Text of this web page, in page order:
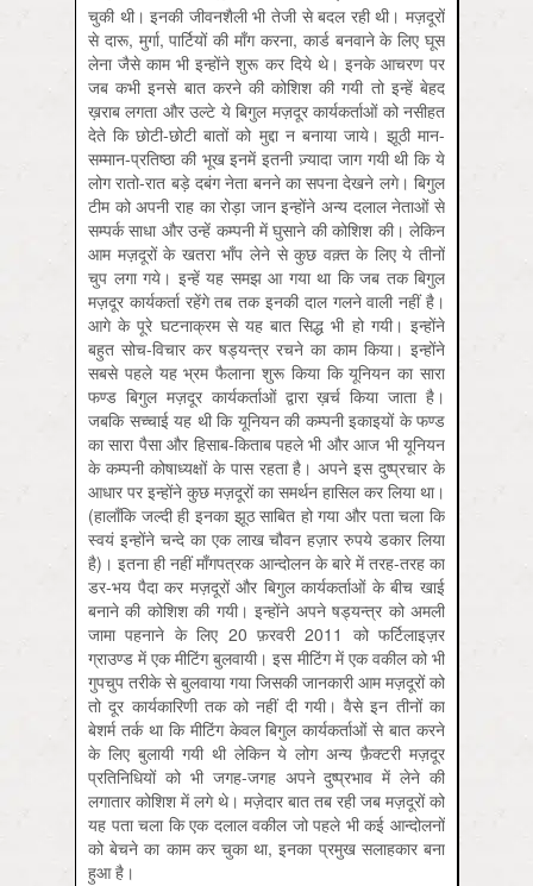
चुकी थी। इनकी जीवनशैली भी तेजी से बदल रही थी। मज़दूरों
से दारू, मुर्गा, पार्टियों की माँग करना, कार्ड बनवाने के लिए घूस
लेना जैसे काम भी इन्होंने शुरू कर दिये थे। इनके आचरण पर
जब कभी इनसे बात करने की कोशिश की गयी तो इन्हें बेहद
ख़राब लगता और उल्टे ये बिगुल मज़दूर कार्यकर्ताओं को नसीहत
देते कि छोटी-छोटी बातों को मुद्दा न बनाया जाये। झूठी मान-
सम्मान-प्रतिष्ठा की भूख इनमें इतनी ज़्यादा जाग गयी थी कि ये
लोग रातो-रात बड़े दबंग नेता बनने का सपना देखने लगे। बिगुल
टीम को अपनी राह का रोड़ा जान इन्होंने अन्य दलाल नेताओं से
सम्पर्क साधा और उन्हें कम्पनी में घुसाने की कोशिश की। लेकिन
आम मज़दूरों के खतरा भाँप लेने से कुछ वक़्त के लिए ये तीनों
चुप लगा गये। इन्हें यह समझ आ गया था कि जब तक बिगुल
मज़दूर कार्यकर्ता रहेंगे तब तक इनकी दाल गलने वाली नहीं है।
आगे के पूरे घटनाक्रम से यह बात सिद्ध भी हो गयी। इन्होंने
बहुत सोच-विचार कर षड्यन्त्र रचने का काम किया। इन्होंने
सबसे पहले यह भ्रम फैलाना शुरू किया कि यूनियन का सारा
फण्ड बिगुल मज़दूर कार्यकर्ताओं द्वारा ख़र्च किया जाता है।
जबकि सच्चाई यह थी कि यूनियन की कम्पनी इकाइयों के फण्ड
का सारा पैसा और हिसाब-किताब पहले भी और आज भी यूनियन
के कम्पनी कोषाध्यक्षों के पास रहता है। अपने इस दुष्प्रचार के
आधार पर इन्होंने कुछ मज़दूरों का समर्थन हासिल कर लिया था।
(हालाँकि जल्दी ही इनका झूठ साबित हो गया और पता चला कि
स्वयं इन्होंने चन्दे का एक लाख चौवन हज़ार रुपये डकार लिया
है)। इतना ही नहीं माँगपत्रक आन्दोलन के बारे में तरह-तरह का
डर-भय पैदा कर मज़दूरों और बिगुल कार्यकर्ताओं के बीच खाई
बनाने की कोशिश की गयी। इन्होंने अपने षड्यन्त्र को अमली
जामा पहनाने के लिए 20 फ़रवरी 2011 को फर्टिलाइज़र
ग्राउण्ड में एक मीटिंग बुलवायी। इस मीटिंग में एक वकील को भी
गुपचुप तरीके से बुलवाया गया जिसकी जानकारी आम मज़दूरों को
तो दूर कार्यकारिणी तक को नहीं दी गयी। वैसे इन तीनों का
बेशर्म तर्क था कि मीटिंग केवल बिगुल कार्यकर्ताओं से बात करने
के लिए बुलायी गयी थी लेकिन ये लोग अन्य फ़ैक्टरी मज़दूर
प्रतिनिधियों को भी जगह-जगह अपने दुष्प्रभाव में लेने की
लगातार कोशिश में लगे थे। मज़ेदार बात तब रही जब मज़दूरों को
यह पता चला कि एक दलाल वकील जो पहले भी कई आन्दोलनों
को बेचने का काम कर चुका था, इनका प्रमुख सलाहकार बना
हुआ है।